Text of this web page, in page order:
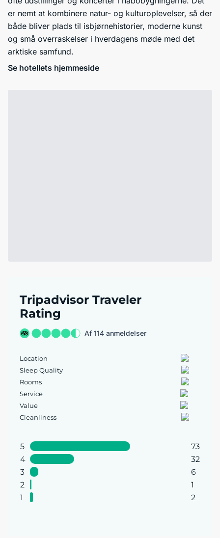
er nemt at kombinere natur- og kulturoplevelser, så der
både bliver plads til isbjørnehistorier, moderne kunst
og små overraskelser i hverdagens møde med det
arktiske samfund.
Se hotellets hjemmeside
Tripadvisor Traveler
Rating
Af 114 anmeldelser
Location
Sleep Quality
Rooms
Service
Value
Cleanliness
5
73
4
32
3
6
2
1
1
2